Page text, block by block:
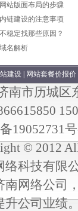
站版面布局的步骤
链建设的注意事项
稳定找那些原因？
名解析
建设 网站套餐价报价
南市历城区
19052731
© 2012
络科技有限
南网络公司
升公司业绩